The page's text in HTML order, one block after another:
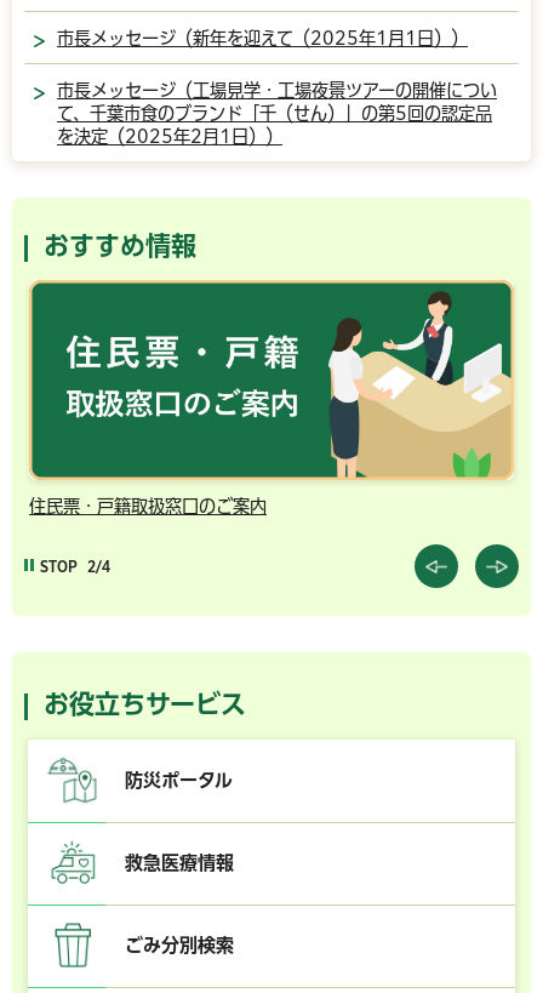
市長メッセージ（新年を迎えて（2025年1月1日））
市長メッセージ（工場見学・工場夜景ツアーの開催につい
て、千葉市食のブランド「千（せん）」の第5回の認定品
を決定（2025年2月1日））
おすすめ情報
住民票・戸籍取扱窓口のご案内
STOP 2/4
お役立ちサービス
防災ポータル
救急医療情報
ごみ分別検索